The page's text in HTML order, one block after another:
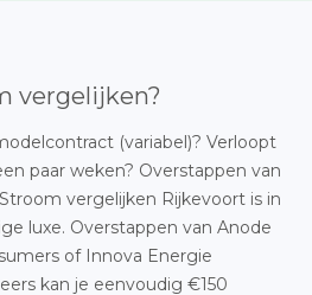
vergelijken?
(variabel)? Verloopt
paar weken? Overstappen van
vergelijken Rijkevoort is in
luxe. Overstappen van Anode
of Innova Energie
kan je eenvoudig €150